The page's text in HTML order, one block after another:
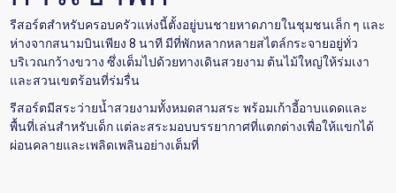
รีสอร์ตสำหรับครอบครัวแห่งนี้ตั้งอยู่บนชายหาดภายในชุมชนเล็ก ๆ และ
ห่างจากสนามบินเพียง 8 นาที มีที่พักหลากหลายสไตล์กระจายอยู่ทั่ว
บริเวณกว้างขวาง ซึ่งเต็มไปด้วยทางเดินสวยงาม ต้นไม้ใหญ่ให้ร่มเงา
และสวนเขตร้อนที่ร่มรื่น
รีสอร์ตมีสระว่ายน้ำสวยงามทั้งหมดสามสระ พร้อมเก้าอี้อาบแดดและ
พื้นที่เล่นสำหรับเด็ก แต่ละสระมอบบรรยากาศที่แตกต่างเพื่อให้แขกได้
ผ่อนคลายและเพลิดเพลินอย่างเต็มที่